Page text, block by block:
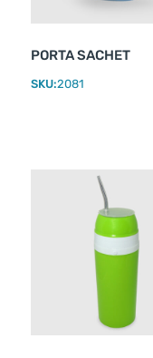
PORTA SACHET
SKU:2081